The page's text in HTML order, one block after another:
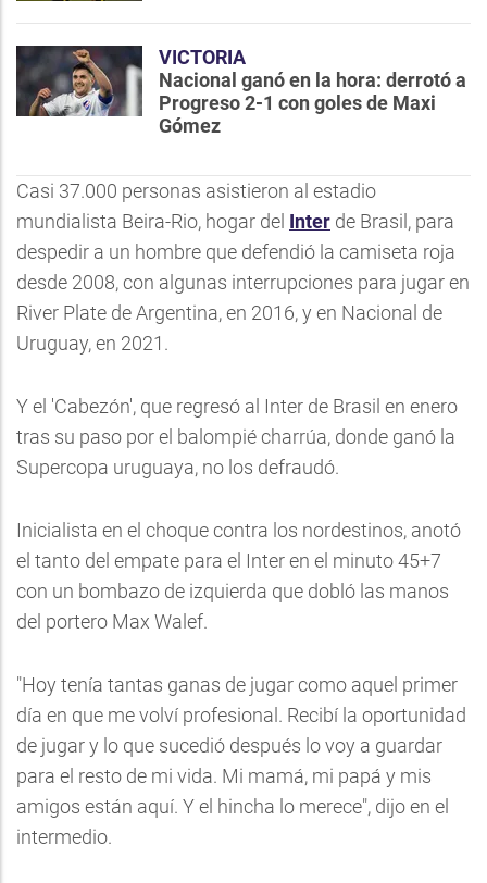
VICTORIA
Nacional ganó en la hora: derrotó a
Progreso 2-1 con goles de Maxi
Gómez
Casi 37.000 personas asistieron al estadio
mundialista Beira-Rio, hogar del Inter de Brasil, para
despedir a un hombre que defendió la camiseta roja
desde 2008, con algunas interrupciones para jugar en
River Plate de Argentina, en 2016, y en Nacional de
Uruguay, en 2021.
Y el 'Cabezón', que regresó al Inter de Brasil en enero
tras su paso por el balompié charrúa, donde ganó la
Supercopa uruguaya, no los defraudó.
Inicialista en el choque contra los nordestinos, anotó
el tanto del empate para el Inter en el minuto 45+7
con un bombazo de izquierda que dobló las manos
del portero Max Walef.
"Hoy tenía tantas ganas de jugar como aquel primer
día en que me volví profesional. Recibí la oportunidad
de jugar y lo que sucedió después lo voy a guardar
para el resto de mi vida. Mi mamá, mi papá y mis
amigos están aquí. Y el hincha lo merece", dijo en el
intermedio.